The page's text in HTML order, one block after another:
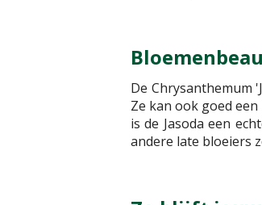
De Chrysanthemum
Ze kan ook goed
is de Jasoda een
andere late bloeiers